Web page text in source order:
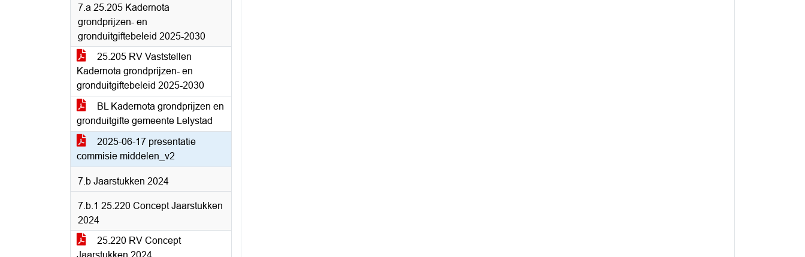
7.a 25.205 Kadernota
grondprijzen- en
gronduitgiftebeleid 2025-2030
25.205 RV Vaststellen
Kadernota grondprijzen- en
gronduitgiftebeleid 2025-2030
BL Kadernota grondprijzen en
gronduitgifte gemeente Lelystad
2025-06-17 presentatie
commisie middelen_v2
7.b Jaarstukken 2024
7.b.1 25.220 Concept Jaarstukken
2024
25.220 RV Concept
Jaarstukken 2024